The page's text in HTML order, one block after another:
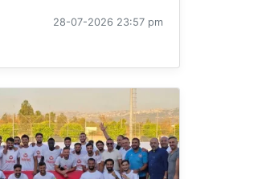
28-07-2026 23:57 pm